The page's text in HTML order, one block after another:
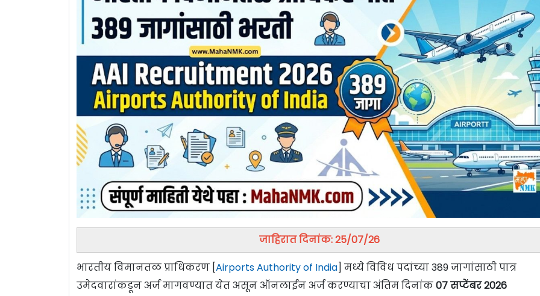
जाहिरात दिनांक: 25/07/26
भारतीय विमानतळ प्राधिकरण [Airports Authority of India] मध्ये विविध पदांच्या 389 जागांसाठी पात्र
उमेदवारांकडून अर्ज मागवण्यात येत असून ऑनलाईन अर्ज करण्याचा अंतिम दिनांक07 सप्टेंबर 2026